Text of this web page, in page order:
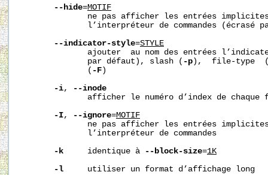
--hide=MOTIF
ne pas afficher les entrées
l’interpréteur de commandes (écrasé
--indicator-style=STYLE
ajouter  au nom des entrées
              par défaut), slash (
-p ),  file-type
              (
-F )
-i,
--inode
afficher le numéro d’index de chaque
-I, --ignore=MOTIF
ne pas afficher les entrées
              l’interpréteur de commandes
-k
     identique à
--block-size=1K
-l
     utiliser un format d’affichage long